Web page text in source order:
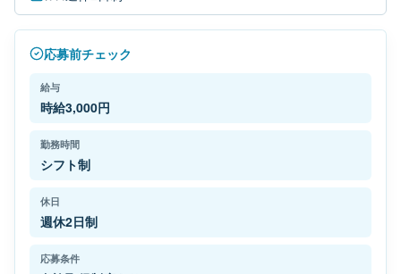
応募前チェック
給与
時給3,000円
勤務時間
シフト制
休日
週休2日制
応募条件